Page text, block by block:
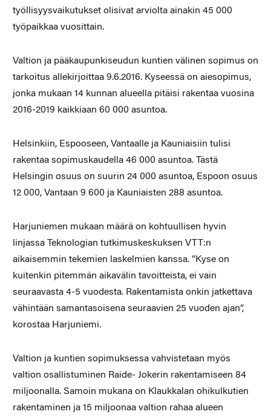
työllisyysvaikutukset olisivat arviolta ainakin 45 000
työpaikkaa vuosittain.
Valtion ja pääkaupunkiseudun kuntien välinen sopimus on
tarkoitus allekirjoittaa 9.6.2016. Kyseessä on aiesopimus,
jonka mukaan 14 kunnan alueella pitäisi rakentaa vuosina
2016-2019 kaikkiaan 60 000 asuntoa.
Helsinkiin, Espooseen, Vantaalle ja Kauniaisiin tulisi
rakentaa sopimuskaudella 46 000 asuntoa. Tästä
Helsingin osuus on suurin 24 000 asuntoa, Espoon osuus
12 000, Vantaan 9 600 ja Kauniaisten 288 asuntoa.
Harjuniemen mukaan määrä on kohtuullisen hyvin
linjassa Teknologian tutkimuskeskuksen VTT:n
aikaisemmin tekemien laskelmien kanssa. ”Kyse on
kuitenkin pitemmän aikavälin tavoitteista, ei vain
seuraavasta 4-5 vuodesta. Rakentamista onkin jatkettava
vähintään samantasoisena seuraavien 25 vuoden ajan”,
korostaa Harjuniemi.
Valtion ja kuntien sopimuksessa vahvistetaan myös
valtion osallistuminen Raide- Jokerin rakentamiseen 84
miljoonalla. Samoin mukana on Klaukkalan ohikulkutien
rakentaminen ja 15 miljoonaa valtion rahaa alueen